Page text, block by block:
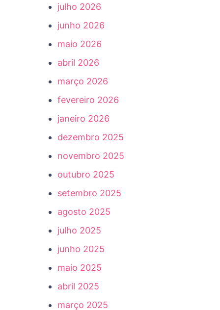
julho 2026
junho 2026
maio 2026
abril 2026
março 2026
fevereiro 2026
janeiro 2026
dezembro 2025
novembro 2025
outubro 2025
setembro 2025
agosto 2025
julho 2025
junho 2025
maio 2025
abril 2025
março 2025